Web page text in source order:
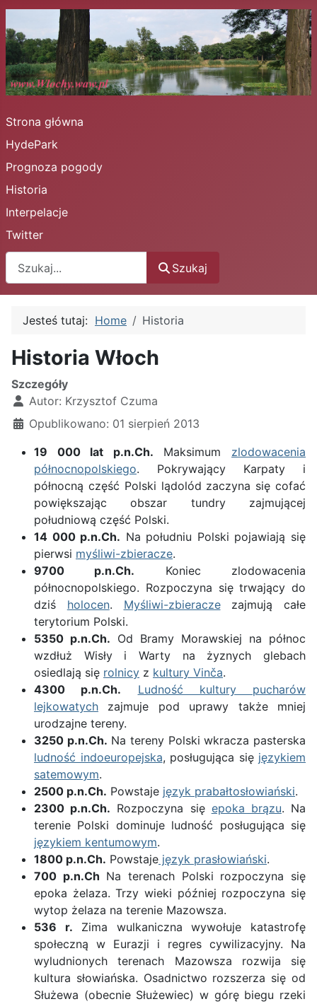
Strona główna
HydePark
Prognoza pogody
Historia
Interpelacje
Twitter
Szukaj
Jesteś tutaj: Home Historia
Historia Włoch
Szczegóły
Autor: Krzysztof Czuma
Opublikowano: 01 sierpień 2013
19 000 lat p.n.Ch. Maksimum zlodowacenia
północnopolskiego. Pokrywający Karpaty i
północną część Polski lądolód zaczyna się cofać
powiększając obszar tundry zajmującej
południową część Polski.
14 000 p.n.Ch. Na południu Polski pojawiają się
pierwsi myśliwi-zbieracze.
9700 p.n.Ch. Koniec zlodowacenia
północnopolskiego. Rozpoczyna się trwający do
dziś holocen. Myśliwi-zbieraczezajmują całe
terytorium Polski.
5350 p.n.Ch. Od Bramy Morawskiej na północ
wzdłuż Wisły i Warty na żyznych glebach
osiedlają się rolnicy z kultury Vinča.
4300 p.n.Ch.
Ludność kultury pucharów
lejkowatych zajmuje pod uprawy także mniej
urodzajne tereny.
3250 p.n.Ch. Na tereny Polski wkracza pasterska
ludność indoeuropejska, posługująca się językiem
satemowym.
2500 p.n.Ch. Powstaje język prabałtosłowiański.
2300 p.n.Ch. Rozpoczyna się epoka brązu. Na
terenie Polski dominuje ludność posługująca się
językiem kentumowym.
1800 p.n.Ch. Powstaje język prasłowiański.
700 p.n.Ch Na terenach Polski rozpoczyna się
epoka żelaza. Trzy wieki później rozpoczyna się
wytop żelaza na terenie Mazowsza.
536 r. Zima wulkaniczna wywołuje katastrofę
społeczną w Eurazji i regres cywilizacyjny. Na
wyludnionych terenach Mazowsza rozwija się
kultura słowiańska. Osadnictwo rozszerza się od
Służewa (obecnie Służewiec) w górę biegu rzeki